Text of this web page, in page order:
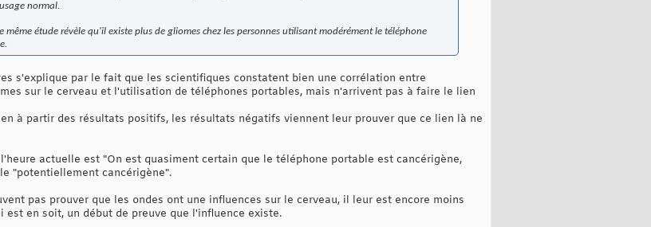
normal.
étude révèle qu'il existe plus de gliomes chez les personnes utilisant modérément le téléphone
s'explique par le fait que les scientifiques constatent bien une corrélation entre
sur le cerveau et l'utilisation de téléphones portables, mais n'arrivent pas à faire le lien
à partir des résultats positifs, les résultats négatifs viennent leur prouver que ce lien là ne
actuelle est "On est quasiment certain que le téléphone portable est cancérigène,
"potentiellement cancérigène".
pas prouver que les ondes ont une influences sur le cerveau, il leur est encore moins
en soit, un début de preuve que l'influence existe.